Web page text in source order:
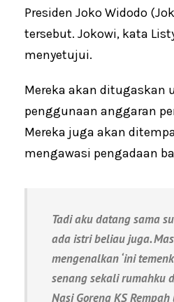
Presiden Joko Widodo
tersebut. Jokowi, kata
menyetujui.
Mereka akan ditugaskan
penggunaan anggaran
Mereka juga akan
mengawasi pengadaan
Tadi aku datang sama
ada istri beliau juga.
mengenalkan ‘ini
senang sekali rumahku
Nasi Goreng KS